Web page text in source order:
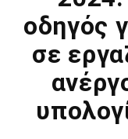
οδηγός
σε